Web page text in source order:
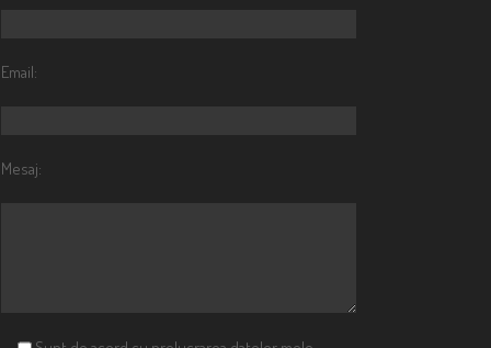
Email:
Mesaj: